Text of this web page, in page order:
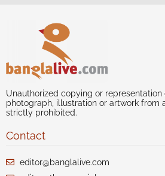
Unauthorized copying or representation
photograph, illustration or artwork from
strictly prohibited.
Contact
editor@banglalive.com